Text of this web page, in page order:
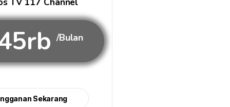
/Bulan
Sekarang